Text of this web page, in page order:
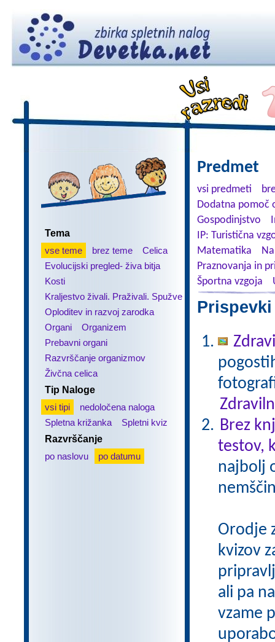
Tema
vse teme
brez teme
Celica
Evolucijski pregled- živa bitja
Kosti
Kraljestvo živali. Praživali. Spužve
Oploditev in razvoj zarodka
Organi
Organizem
Prebavni organi
Razvrščanje organizmov
Živčna celica
Tip Naloge
vsi tipi
nedoločena naloga
Spletna križanka
Spletni kviz
Razvrščanje
po naslovu
po datumu
Predmet
vsi predmeti
Dodatna pomoč
Gospodinjstvo
IP: Turistična
Matematika
Praznovanja in
Športna vzgoja
Brez
testov,
najbolj
Orodje
kvizov
ali pa
vzame